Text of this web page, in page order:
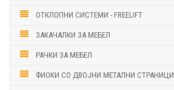
ОТКЛОПНИ СИСТЕМИ - FREELIFT
ЗАКАЧАЛКИ ЗА МЕБЕЛ
РАЧКИ ЗА МЕБЕЛ
ФИОКИ СО ДВОЈНИ МЕТАЛНИ СТРАНИЦИ